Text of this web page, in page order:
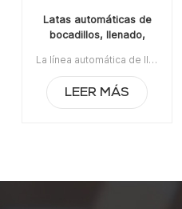
Latas automáticas de
bocadillos, llenado,
línea de envasado
La línea automática de llenado, sellado, etiquetado y envasado de latas de bocadillos es adecuada y ampliamente utilizada en Ampliamente utilizado en las industrias alimentaria, química, farmacéutica y de bebidas.Artículo No:UT-Línea1La orden mínima:1Pago:TTPuerto de embarque:CantónRegión original:Guangzhou, ChinaTiempo de espera:30 días después de recibir el depósito
LEER MÁS